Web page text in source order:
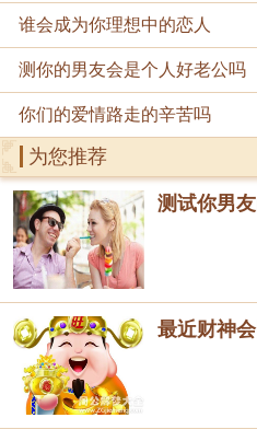
谁会成为你理想中的恋人
测你的男友会是个人好老公吗
你们的爱情路走的辛苦吗
为您推荐
测试你男
最近财神